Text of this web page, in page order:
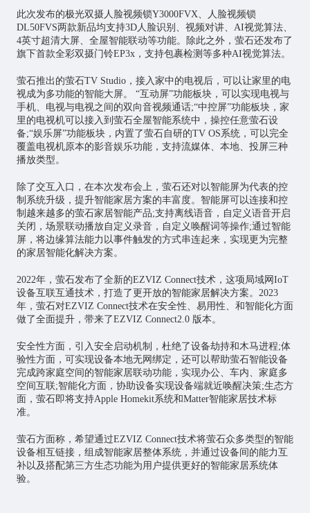
此次发布的极光双摄人脸视频锁Y3000FVX、人脸视频锁
DL50FVS两款新品均支持3D人脸识别、视频对讲、AI视觉算法、
4英寸超清大屏、全屋智能联动等功能。除此之外，萤石还发布了
旗下首款全彩双摄门铃EP3x，支持包裹检测等多种AI视觉算法。
萤石推出的萤石TV Studio，接入家中的电视后，可以让家里的电
视成为多功能的智能大屏。 “互动屏”功能板块，可以实现电视与
手机、电视与电视之间的双向音视频通话;“中控屏”功能板块，家
里的电视机可以接入到萤石全屋智能系统中，操控任意萤石设
备;“娱乐屏”功能板块，内置了萤石自研的TV OS系统，可以完全
覆盖电视机原本的影音娱乐功能，支持流媒体、本地、投屏三种
播放类型。
除了交互入口，在本次发布会上，萤石还对以智能屏为代表的控
制系统升级，提升智能家居方案的丰富度。智能屏可以连接和控
制越来越多的萤石家居智能产品;支持离线语音，自定义语音开启
关闭，场景联动播放自定义录音，自定义唤醒词等操作;通过智能
屏，将边缘算法能力以事件触发的方式串连起来，实现更为完整
的家居智能化解决方案。
2022年，萤石发布了全新的EZVIZ Connect技术，这项局域网IoT
设备互联互通技术，打造了更开放的智能家居解决方案。2023
年，萤石对EZVIZ Connect技术在安全性、易用性、和智能化方面
做了全面提升，带来了EZVIZ Connect2.0 版本。
安全性方面，引入安全启动机制，杜绝了设备劫持和木马进程;体
验性方面，可实现设备本地无网绑定，还可以帮助萤石智能设备
完成跨家庭空间的智能家居联动功能，实现办公、车内、家庭多
空间互联;智能化方面，协助设备实现设备端就近唤醒决策;生态方
面，萤石即将支持Apple Homekit系统和Matter智能家居技术标
准。
萤石方面称，希望通过EZVIZ Connect技术将萤石众多类型的智能
设备相互链接，组成智能家居整体系统，并通过设备间的能力互
补以及搭配第三方生态功能为用户提供更好的智能家居系统体
验。